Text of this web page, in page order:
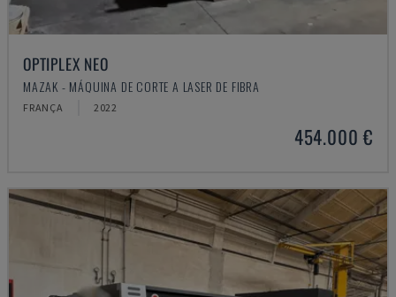
OPTIPLEX NEO
MAZAK - MÁQUINA DE CORTE A LASER DE FIBRA
FRANÇA 2022
454.000 €